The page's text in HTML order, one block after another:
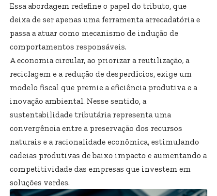
Essa abordagem redefine o papel do tributo, que
deixa de ser apenas uma ferramenta arrecadatória e
passa a atuar como mecanismo de indução de
comportamentos responsáveis.
A economia circular, ao priorizar a reutilização, a
reciclagem e a redução de desperdícios, exige um
modelo fiscal que premie a eficiência produtiva e a
inovação ambiental. Nesse sentido, a
sustentabilidade tributária representa uma
convergência entre a preservação dos recursos
naturais e a racionalidade econômica, estimulando
cadeias produtivas de baixo impacto e aumentando a
competitividade das empresas que investem em
soluções verdes.